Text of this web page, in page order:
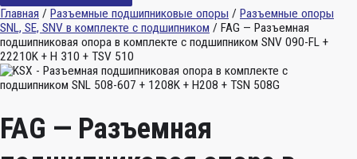
Главная / Разъемные подшипниковые опоры / Разъемные опоры
SNL, SE, SNV в комплекте с подшипником / FAG — Разъемная
подшипниковая опора в комплекте с подшипником SNV 090-FL +
22210K + H 310 + TSV 510
FAG — Разъемная